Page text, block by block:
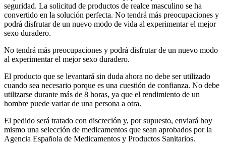
seguridad. La solicitud de productos de realce masculino se ha
convertido en la solución perfecta. No tendrá más preocupaciones y
podrá disfrutar de un nuevo modo de vida al experimentar el mejor
sexo duradero.
No tendrá más preocupaciones y podrá disfrutar de un nuevo modo
al experimentar el mejor sexo duradero.
El producto que se levantará sin duda ahora no debe ser utilizado
cuando sea necesario porque es una cuestión de confianza. No debe
utilizarse durante más de 8 horas, ya que el rendimiento de un
hombre puede variar de una persona a otra.
El pedido será tratado con discreción y, por supuesto, enviará hoy
mismo una selección de medicamentos que sean aprobados por la
Agencia Española de Medicamentos y Productos Sanitarios.